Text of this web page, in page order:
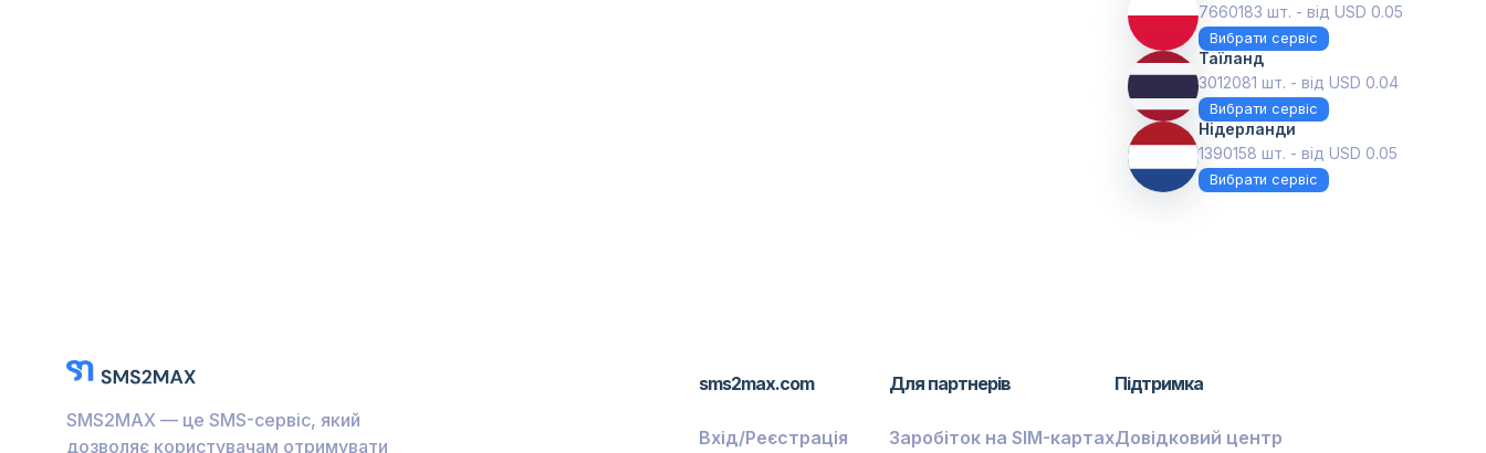
7660183 шт. - від USD 0.05
Вибрати сервіс
Таїланд
3012081 шт. - від USD 0.04
Вибрати сервіс
Нідерланди
1390158 шт. - від USD 0.05
Вибрати сервіс
SMS2MAX — це SMS-сервіс, який
дозволяє користувачам отримувати
sms2max.com
Вхід/Реєстрація
Для партнерів
Заробіток на SIM-картах
Підтримка
Довідковий центр